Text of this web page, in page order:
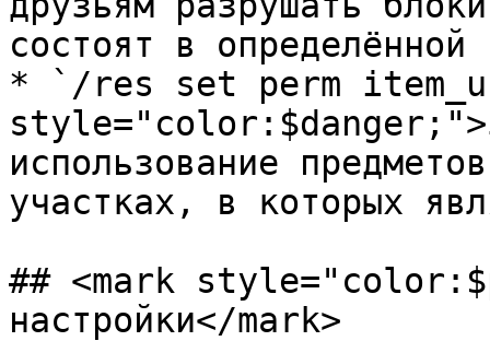
состоят в определённой
* `/res set perm
использование
участках, в которых
## <mark
настройки</mark>